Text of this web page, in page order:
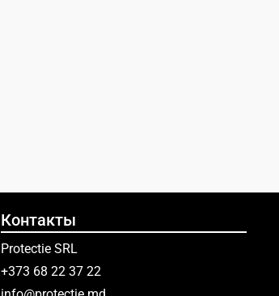
Контакты
Protectie SRL
+373 68 22 37 22